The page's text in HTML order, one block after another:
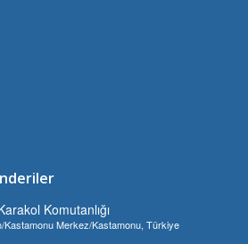
Komutanlığı
Kastamonu Merkez/Kastamonu, Türkiye